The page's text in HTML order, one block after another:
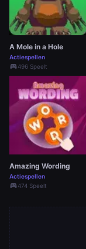
A Mole in a Hole
Actiespellen
sports_esports496 Speelt
Amazing Wording
Actiespellen
sports_esports474 Speelt